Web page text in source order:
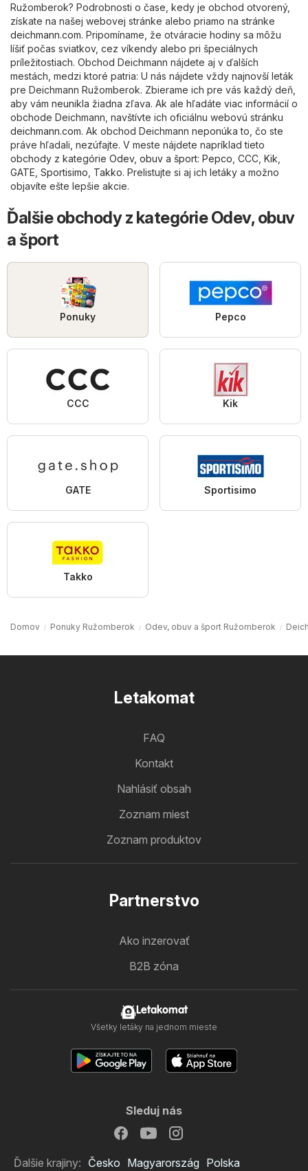
Ružomberok? Podrobnosti o čase, kedy je obchod otvorený,
získate na našej webovej stránke alebo priamo na stránke
deichmann.com. Pripomíname, že otváracie hodiny sa môžu
líšiť počas sviatkov, cez víkendy alebo pri špeciálnych
príležitostiach. Obchod Deichmann nájdete aj v ďalších
mestách, medzi ktoré patria: U nás nájdete vždy najnovší leták
pre Deichmann Ružomberok. Zbierame ich pre vás každý deň,
aby vám neunikla žiadna zľava. Ak ale hľadáte viac informácií o
obchode Deichmann, navštívte ich oficiálnu webovú stránku
deichmann.com. Ak obchod Deichmann neponúka to, čo ste
práve hľadali, nezúfajte. V meste nájdete napríklad tieto
obchody z kategórie Odev, obuv a šport: Pepco CCC Kik
GATE Sportisimo Takko. Prelistujte si aj ich letáky a možno
objavíte ešte lepšie akcie.
Ďalšie obchody z kategórie Odev, obuv
a šport
Ponuky Pepco
CCC Kik
GATE Sportisimo
Takko
Domov Ponuky Ružomberok Odev, obuv a šport Ružomberok
Letakomat
FAQ
Kontakt
Nahlásiť obsah
Zoznam miest
Zoznam produktov
Partnerstvo
Ako inzerovať
B2B zóna
Letakomat
Všetky letáky na jednom mieste
Sleduj nás
Ďalšie krajiny: Česko Magyarország Polska